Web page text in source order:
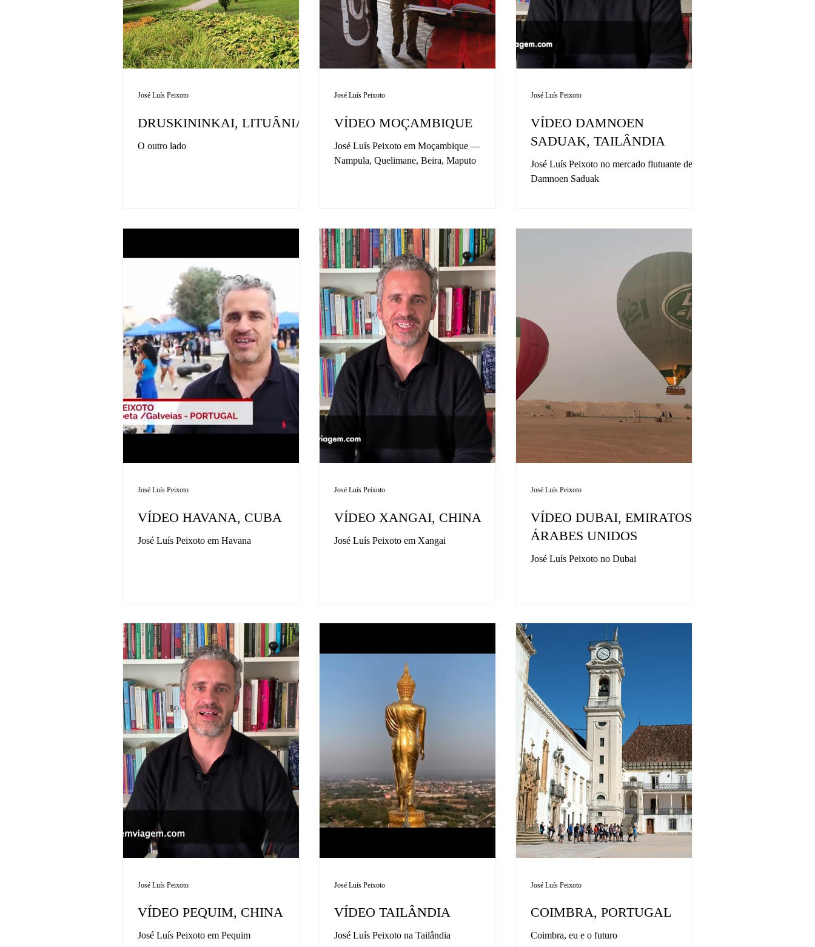
DRUSKININKAI, LITUÂNIA
O outro lado
José Luís Peixoto
VÍDEO MOÇAMBIQUE
José Luís Peixoto em Moçambique —
Nampula, Quelimane, Beira, Maputo
José Luís Peixoto
VÍDEO DAMNOEN
SADUAK, TAILÂNDIA
José Luís Peixoto no mercado flutuante de
Damnoen Saduak
José Luís Peixoto
VÍDEO HAVANA, CUBA
José Luís Peixoto em Havana
José Luís Peixoto
VÍDEO XANGAI, CHINA
José Luís Peixoto em Xangai
José Luís Peixoto
VÍDEO DUBAI, EMIRATOS
ÁRABES UNIDOS
José Luís Peixoto no Dubai
José Luís Peixoto
VÍDEO PEQUIM, CHINA
José Luís Peixoto em Pequim
José Luís Peixoto
VÍDEO TAILÂNDIA
José Luís Peixoto na Tailândia
José Luís Peixoto
COIMBRA, PORTUGAL
Coimbra, eu e o futuro
José Luís Peixoto